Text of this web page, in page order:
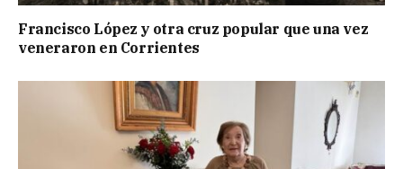
Francisco López y otra cruz popular que una vez
veneraron en Corrientes